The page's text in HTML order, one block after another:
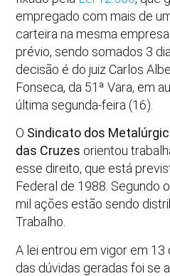
empregado com mais de
carteira na mesma
prévio, sendo somados 3
decisão é do juiz Carlos
Fonseca, da 51ª Vara, em
última segunda-feira (16).
O Sindicato dos
das Cruzes orientou
esse direito, que está
Federal de 1988. Segundo
mil ações estão sendo
Trabalho.
A lei entrou em vigor em 13
das dúvidas geradas foi se